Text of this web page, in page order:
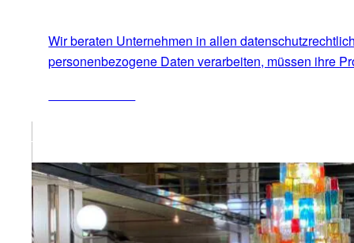
Wir beraten Unternehmen in allen
personenbezogene Daten verarbeiten, müssen ihre